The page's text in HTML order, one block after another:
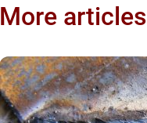
More articles